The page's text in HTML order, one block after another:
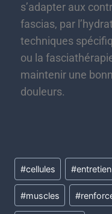
s’adapter aux
fascias, par
techniques
ou la
maintenir une
douleurs.
#cellules #entretien
#muscles #